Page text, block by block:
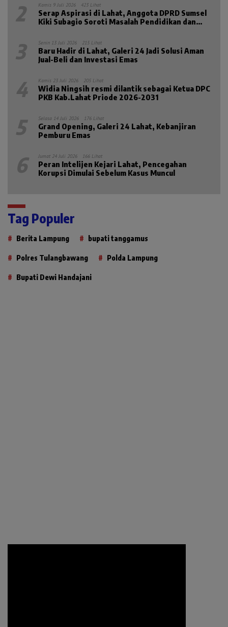
2 Kamis 9 Juli 2026 423 Lihat
Serap Aspirasi di Lahat, Anggota DPRD Sumsel
Kiki Subagio Soroti Masalah Pendidikan dan
3 Senin 13 Juli 2026 215 Lihat
Baru Hadir di Lahat, Galeri 24 Jadi Solusi Aman
Jual-Beli dan Investasi Emas
4 Kamis 23 Juli 2026 205 Lihat
Widia Ningsih resmi dilantik sebagai Ketua DPC
PKB Kab.Lahat Priode 2026-2031
5 Selasa 14 Juli 2026 176 Lihat
Grand Opening, Galeri 24 Lahat, Kebanjiran
Pemburu Emas
6 Jumat 24 Juli 2026 166 Lihat
Peran Intelijen Kejari Lahat, Pencegahan
Korupsi Dimulai Sebelum Kasus Muncul
Tag Populer
Berita Lampung bupati tanggamus
Polres Tulangbawang Polda Lampung
Bupati Dewi Handajani